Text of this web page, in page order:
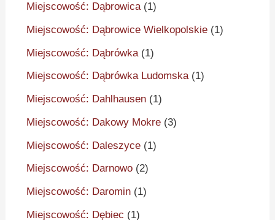
Miejscowość: Dąbrowica(1)
Miejscowość: Dąbrowice Wielkopolskie (1)
Miejscowość: Dąbrówka (1)
Miejscowość: Dąbrówka Ludomska(1)
Miejscowość: Dahlhausen (1)
Miejscowość: Dakowy Mokre (3)
Miejscowość: Daleszyce (1)
Miejscowość: Darnowo (2)
Miejscowość: Daromin (1)
Miejscowość: Dębiec (1)